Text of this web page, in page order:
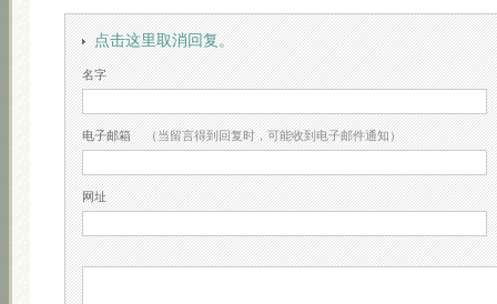
点击这里取消回复。
名字
电子邮箱 （当留言得到回复时，可能收到电子邮件通知）
网址